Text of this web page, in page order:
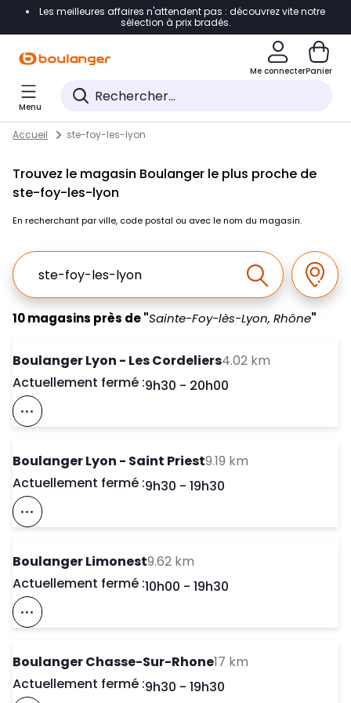
Accéder directement à la navigation
Accéder directement au pied de page
Accéder directement au chatbot
Les meilleures affaires n'attendent pas : découvrez vite notre
sélection à prix bradés.
Me connecterPanier
Menu
Skip to content
Return to Nav
Accueil ste-foy-les-lyon
Trouvez le magasin Boulanger le plus proche de
ste-foy-les-lyon
En recherchant par ville, code postal ou avec le nom du magasin.
Ville, Region, Code postal ou Ville & Pays
Effectuer la
10 magasins près de "Sainte-Foy-lès-Lyon, Rhône"
Boulanger Lyon - Les Cordeliers4.02 km
Actuellement fermé :Day of the Week
9h30 - 20h00
Voir Ce Magasin Sur La Carte
Boulanger Lyon - Saint Priest9.19 km
Actuellement fermé :Day of the Week
9h30 - 19h30
Voir Ce Magasin Sur La Carte
Boulanger Limonest9.62 km
Actuellement fermé :Day of the Week
10h00 - 19h30
Voir Ce Magasin Sur La Carte
Boulanger Chasse-Sur-Rhone17 km
Actuellement fermé :Day of the Week
9h30 - 19h30